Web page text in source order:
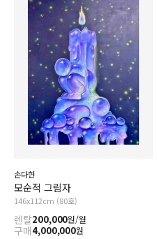
손다현
모순적 그림자
146x112cm (80호)
렌탈200,000원/월
구매4,000,000원